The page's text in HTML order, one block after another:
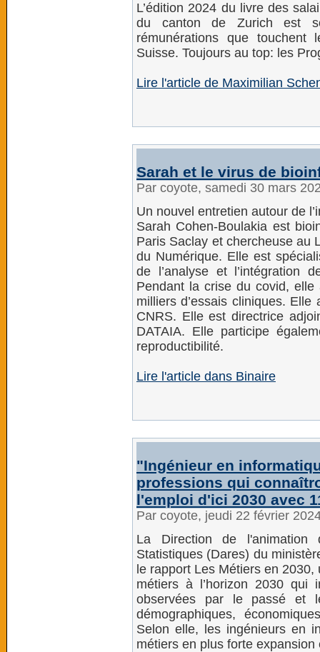
L’édition 2024 du livre des
du canton de Zurich est
rémunérations que touchent
Suisse. Toujours au top: les
Lire l'article de Maximilian
Sarah et le virus de
Par coyote, samedi 30 mars
Un nouvel entretien autour de
Sarah Cohen-Boulakia est
Paris Saclay et chercheuse au
du Numérique. Elle est
de l’analyse et l’intégration
Pendant la crise du covid, elle
milliers d’essais cliniques.
CNRS. Elle est directrice
DATAIA. Elle participe
reproductibilité.
Lire l'article dans Binaire
"Ingénieur en
professions qui
l'emploi d'ici 2030 avec
Par coyote, jeudi 22 février
La Direction de
Statistiques (Dares) du
le rapport Les Métiers en
métiers à l’horizon 2030 qui
observées par le passé et
démographiques,
Selon elle, les ingénieurs en
métiers en plus forte